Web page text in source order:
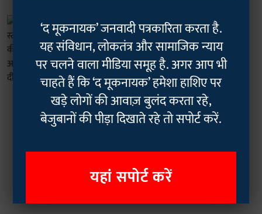
भारत
"पीआर स्टंट के लिए बुक स्टोर से उठाई बाबा
साहब की किताब...": वंचित बहुजन आघाडी
का CJP फाउंडर दीपके पर तंज!
Geetha Sunil Pillai
11 Jun 2026
3 min read
Read More
‘द मूकनायक’ जनवादी पत्रकारिता करता है.
यह संविधान, लोकतंत्र और सामाजिक न्याय
पर चलने वाला मीडिया समूह है. अगर आप भी
चाहते हैं कि ‘द मूकनायक’ हमेशा हाशिए पर
खड़े लोगों की आवाज़ बुलंद करता रहे,
बेजुबानों की पीड़ा दिखाते रहे तो सपोर्ट करें.
यहां सपोर्ट करें